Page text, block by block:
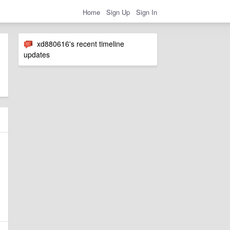
Home Sign Up Sign In
xd880616's recent timeline
updates